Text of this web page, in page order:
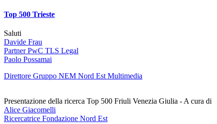
Top 500 Trieste
Saluti
Davide Frau
Partner PwC TLS Legal
Paolo Possamai
Direttore Gruppo NEM Nord Est Multimedia
Presentazione della ricerca Top 500 Friuli Venezia Giulia - A cura di
Alice Giacomelli
Ricercatrice Fondazione Nord Est